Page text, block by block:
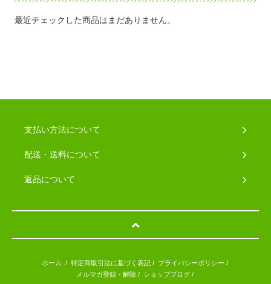
最近チェックした商品はまだありません。
支払い方法について
配送・送料について
返品について
ホーム / 特定商取引法に基づく表記/ プライバシーポリシー /
メルマガ登録・解除/ ショップブログ/